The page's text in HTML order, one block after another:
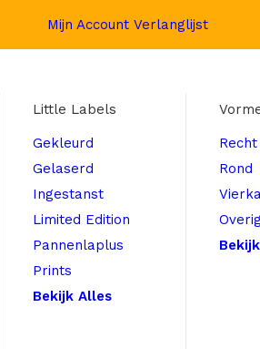
Mijn Account Verlanglijst
Little Labels
Gekleurd
Gelaserd
Ingestanst
Limited Edition
Pannenlaplus
Prints
Bekijk Alles
Recht
Rond